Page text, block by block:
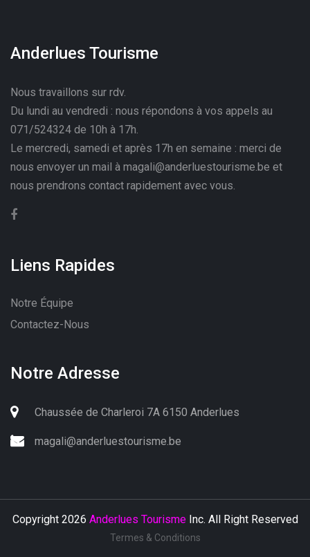
Anderlues Tourisme
Nous travaillons sur rdv.
Du lundi au vendredi : nous répondons à vos appels au
071/524324 de 10h à 17h.
Le mercredi, samedi et après 17h en semaine : merci de
nous envoyer un mail à magali@anderluestourisme.be et
nous prendrons contact rapidement avec vous.
Liens Rapides
Notre Équipe
Contactez-Nous
Notre Adresse
Chaussée de Charleroi 7A 6150 Anderlues
magali@anderluestourisme.be
Copyright 2026 Anderlues TourismeInc. All Right Reserved
Termes & Conditions